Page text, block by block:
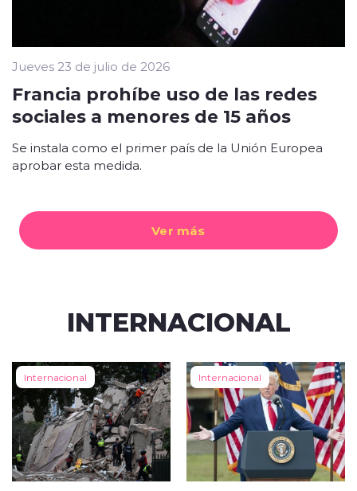
Ver más
Jueves 23 de julio de 2026
Francia prohíbe uso de las redes
sociales a menores de 15 años
Se instala como el primer país de la Unión Europea
aprobar esta medida.
INTERNACIONAL
Internacional Internacional